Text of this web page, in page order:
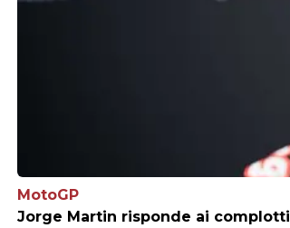
MotoGP
Jorge Martin risponde ai